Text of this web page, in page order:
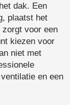
dak. Een
plaatst het
zorgt voor een
kiezen voor
niet met
en een